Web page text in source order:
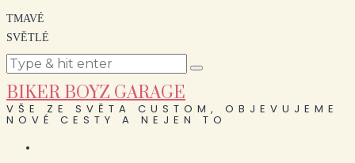
TMAVÉ
SVĚTLÉ
BIKER BOYZ GARAGE
VŠE ZE SVĚTA CUSTOM, OBJEVUJEME
NOVÉ CESTY A NEJEN TO